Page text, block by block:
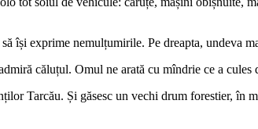
își exprime nemulțumirile. Pe dreapta, undeva
căluțul. Omul ne arată cu mîndrie ce a cules
Tarcău. Și găsesc un vechi drum forestier,